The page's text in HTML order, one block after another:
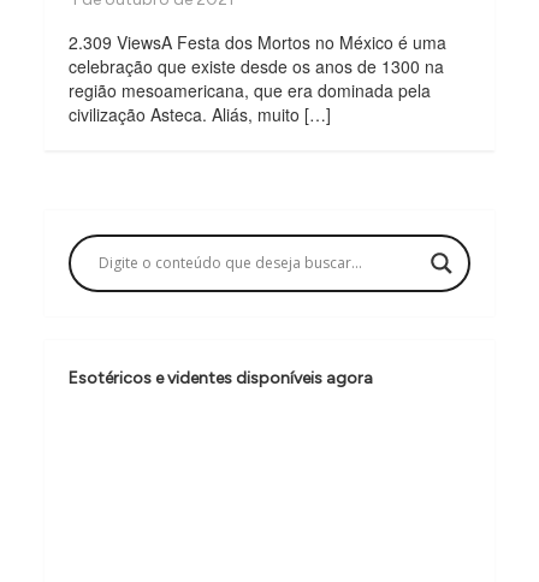
2.309 ViewsA Festa dos Mortos no México é uma
celebração que existe desde os anos de 1300 na
região mesoamericana, que era dominada pela
civilização Asteca. Aliás, muito […]
Esotéricos e videntes disponíveis agora